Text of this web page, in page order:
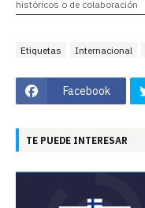
históricos o de colaboración
Etiquetas Internacional
Facebook
TE PUEDE INTERESAR